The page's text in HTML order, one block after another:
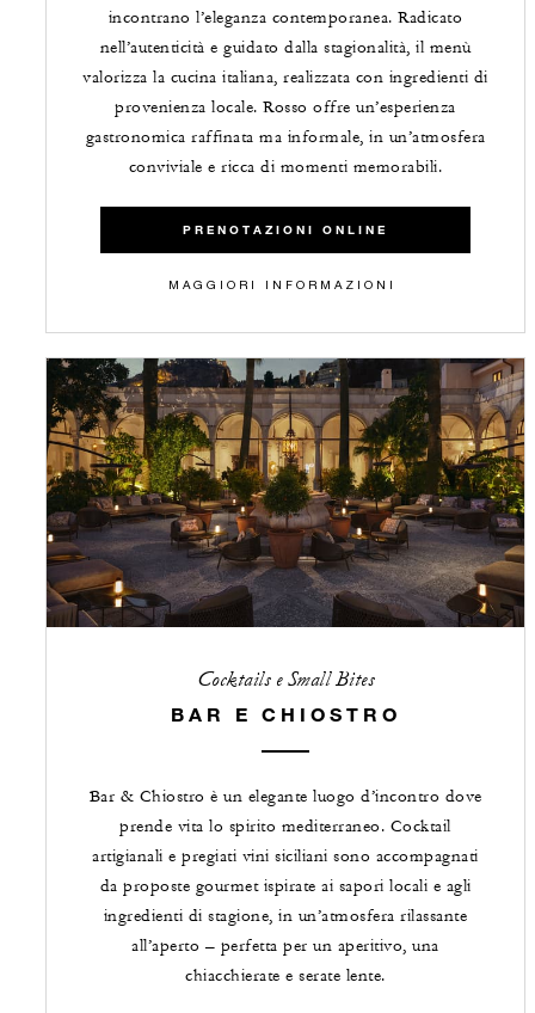
incontrano l’eleganza contemporanea. Radicato
nell’autenticità e guidato dalla stagionalità, il menù
valorizza la cucina italiana, realizzata con ingredienti di
provenienza locale. Rosso offre un’esperienza
gastronomica raffinata ma informale, in un’atmosfera
conviviale e ricca di momenti memorabili.
PRENOTAZIONI ONLINE
MAGGIORI INFORMAZIONI
Cocktails e Small Bites
BAR E CHIOSTRO
Bar & Chiostro è un elegante luogo d’incontro dove
prende vita lo spirito mediterraneo. Cocktail
artigianali e pregiati vini siciliani sono accompagnati
da proposte gourmet ispirate ai sapori locali e agli
ingredienti di stagione, in un’atmosfera rilassante
all’aperto – perfetta per un aperitivo, una
chiacchierate e serate lente.